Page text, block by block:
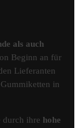
als auch
Beginn an für
Lieferanten
in
durch ihre hohe